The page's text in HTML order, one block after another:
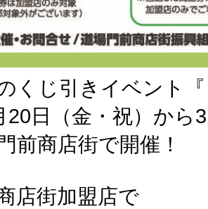
くじ引きイベント
20日（金・祝）から
前商店街で開催！
店街加盟店で